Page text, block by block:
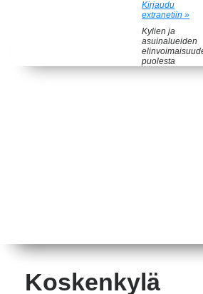
Kirjaudu
extranetiin »
Kylien ja
asuinalueiden
puolesta
Koskenkylä